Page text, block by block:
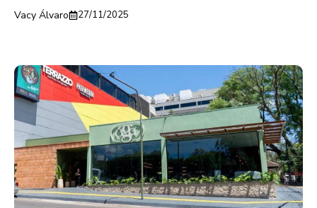
Vacy Álvaro 27/11/2025